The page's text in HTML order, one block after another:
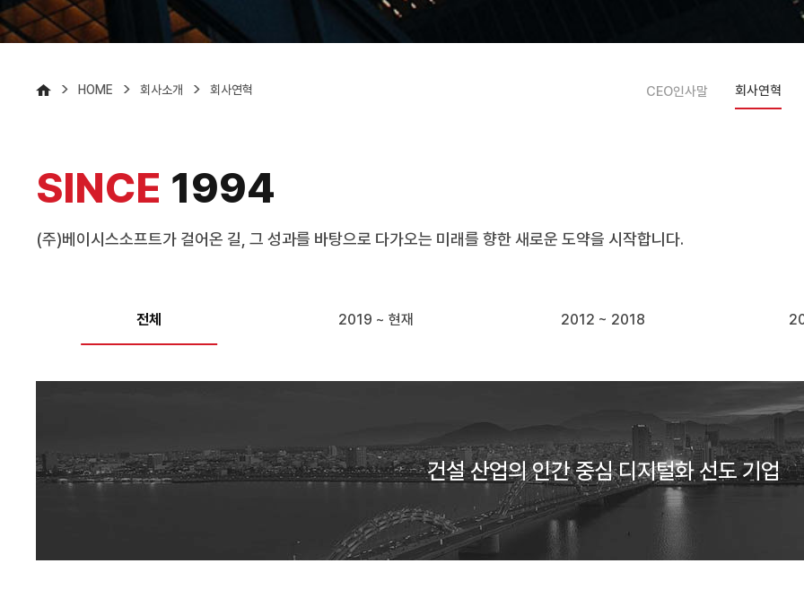
> HOME > 회사소개 > 회사연혁 CEO인사말 회사연혁
SINCE 1994
(주)베이시스소프트가 걸어온 길, 그 성과를 바탕으로 다가오는 미래를 향한 새로운 도약을 시작합니다.
전체 2019 ~ 현재 2012 ~ 2018
건설 산업의 인간 중심 디지털화 선도 기업